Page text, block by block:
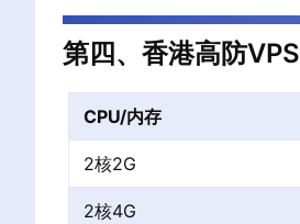
第四、香港高防VPS
CPU/内存
2核2G
2核4G